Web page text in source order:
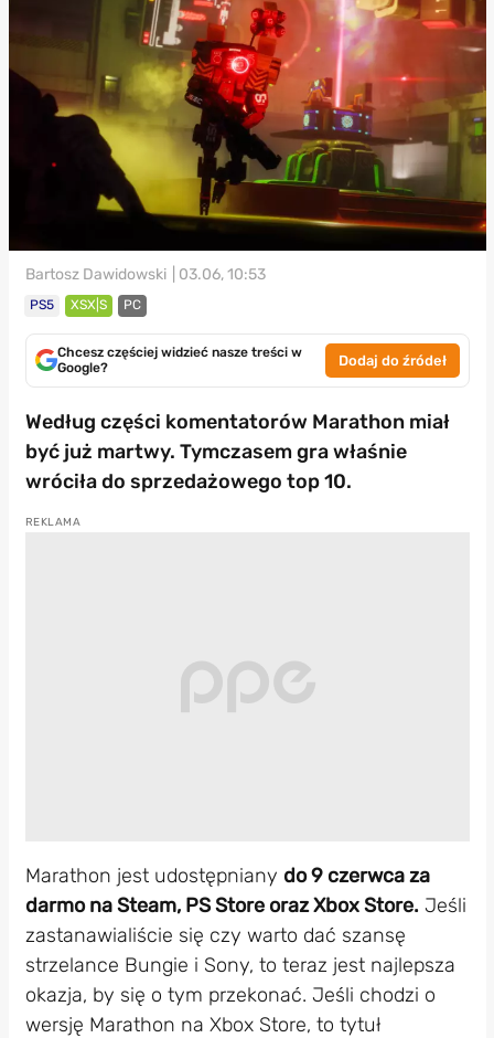
Bartosz Dawidowski | 03.06, 10:53
PS5 XSX|S PC
Chcesz częściej widzieć nasze treści w
Google?
Dodaj do źródeł
Według części komentatorów Marathon miał
być już martwy. Tymczasem gra właśnie
wróciła do sprzedażowego top 10.
Marathon jest udostępniany do 9 czerwca za
darmo na Steam, PS Store oraz Xbox Store. Jeśli
zastanawialiście się czy warto dać szansę
strzelance Bungie i Sony, to teraz jest najlepsza
okazja, by się o tym przekonać. Jeśli chodzi o
wersję Marathon na Xbox Store, to tytuł